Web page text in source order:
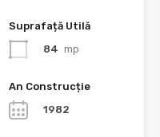
Suprafață Utilă
84 mp
An Construcție
1982